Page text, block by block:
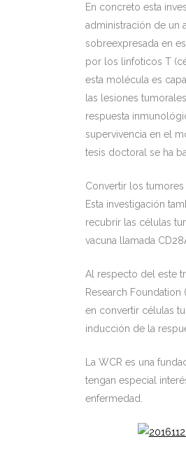
En concreto esta
administración de un
sobreexpresada en
por los linfoticos T
esta molécula es
las lesiones
respuesta
supervivencia en el
tesis doctoral se ha
Convertir los tumores
Esta investigación
recubrir las células
vacuna llamada
Al respecto del este
Research Foundation
en convertir células
inducción de la
La WCR es una
tengan especial
enfermedad.